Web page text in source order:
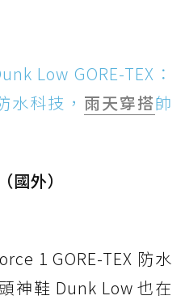
Low GORE-TEX：
水科技， 雨天穿搭帥
外）
1 GORE-TEX 防水
神鞋 Dunk Low 也在